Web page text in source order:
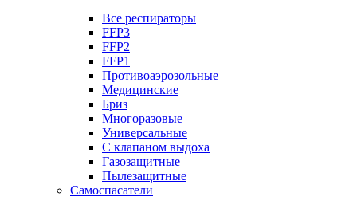
Все респираторы
FFP3
FFP2
FFP1
Противоаэрозольные
Медицинские
Бриз
Многоразовые
Универсальные
С клапаном выдоха
Газозащитные
Пылезащитные
Самоспасатели